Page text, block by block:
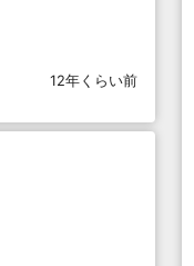
12年くらい前